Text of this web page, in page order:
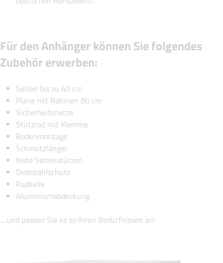
Für den Anhänger können Sie folgendes
Zubehör erwerben:
Seiten bis zu 40 cm
Plane mit Rahmen 80 cm
Sicherheitsnetze
Stützrad mit Klemme
Bodenmontage
Schmutzfänger
feste Seitenstützen
Diebstahlschutz
Radkeile
Aluminiumabdeckung
... und passen Sie es so Ihren Bedürfnissen an!